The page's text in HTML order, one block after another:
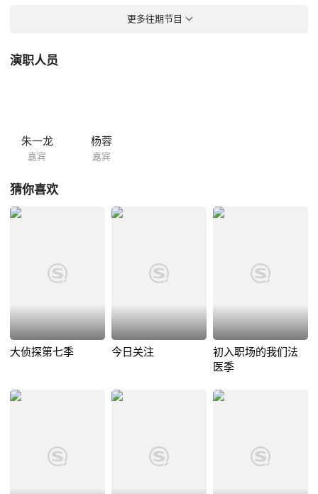
更多往期节目
演职人员
朱一龙
嘉宾
杨蓉
嘉宾
猜你喜欢
大侦探第七季 今日关注
初入职场的我们法
医季